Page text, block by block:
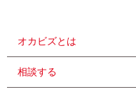
オカビズとは
相談する